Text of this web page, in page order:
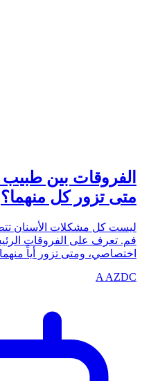
الفروقات بين
متى تزور كل منهما؟
ليست كل مشكلات الأسنان
فم. تعرف على الفروقات
اختصاصي، ومتى تزور أياً
A AZDC